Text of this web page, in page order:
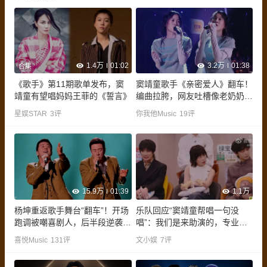
合集 1.4万 01:02
《歌手》第11期歌单发布，窦
靖童有望唱妈妈王菲的《誓言》
星娱STAR 3评
3.2万 01:38
窦靖童歌手《亲密爱人》翻车！
编曲拉胯，网友吐槽像老奶奶说
梦话
你我他Music 19评
15.9万 01:39
杨坤重返歌手舞台“翻车”！开场
跑调被嘲喜剧人，后半段逆袭强
行救场
喜悦Music 131 评
1.1万
乐队回应“窦靖童帮唱一句没
唱”：我们是来助演的，专业的
事让专业的人干
文小娱 7评